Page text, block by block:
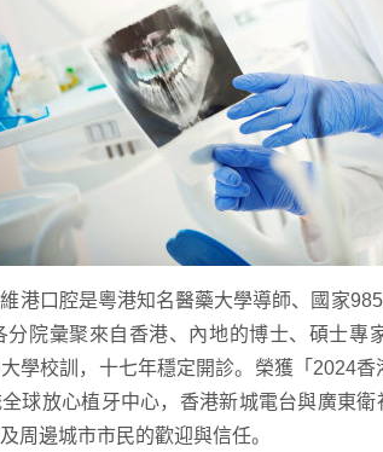
口腔是粵港知名醫藥大學導師、國家985
分院彙聚來自香港、內地的博士、碩士
大學校訓，十七年穩定開診。榮獲「2024
球放心植牙中心，香港新城電台與廣東
周邊城市市民的歡迎與信任。